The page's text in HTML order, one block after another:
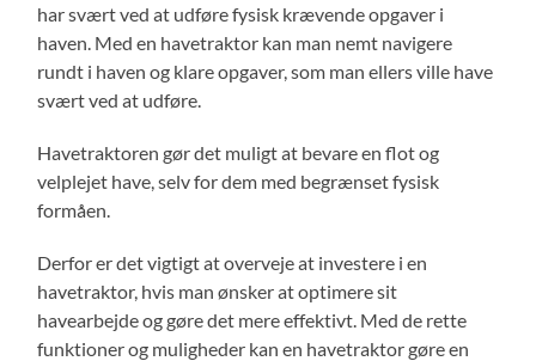
har svært ved at udføre fysisk krævende opgaver i
haven. Med en havetraktor kan man nemt navigere
rundt i haven og klare opgaver, som man ellers ville have
svært ved at udføre.
Havetraktoren gør det muligt at bevare en flot og
velplejet have, selv for dem med begrænset fysisk
formåen.
Derfor er det vigtigt at overveje at investere i en
havetraktor, hvis man ønsker at optimere sit
havearbejde og gøre det mere effektivt. Med de rette
funktioner og muligheder kan en havetraktor gøre en